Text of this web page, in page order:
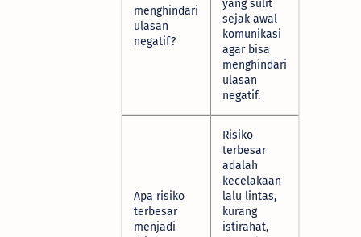
menghindari
ulasan
negatif?
yang sulit
sejak awal
komunikasi
agar bisa
menghindari
ulasan
negatif.
Apa risiko
terbesar
menjadi
Risiko
terbesar
adalah
kecelakaan
lalu lintas,
kurang
istirahat,